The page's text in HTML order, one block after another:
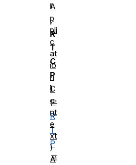
l
,
R
T
C
P
)
은
R
T
P
프
A
p
pli
c
at
io
n
C
o
nt
e
xt
)
A